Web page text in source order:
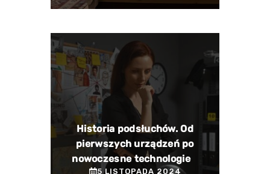
Historia podsłuchów. Od
pierwszych urządzeń po
nowoczesne technologie
5 LISTOPADA 2024